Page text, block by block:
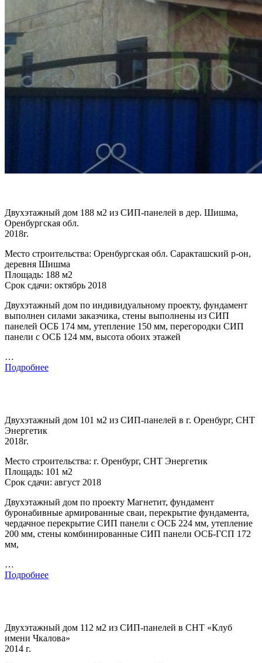
Двухэтажный дом 188 м2 из СИП-панелей в дер. Шишма,
Оренбургская обл.
2018г.
Место строительства: Оренбургская обл. Саракташский р-он,
деревня Шишма
Площадь: 188 м2
Срок сдачи: октябрь 2018
Двухэтажный дом по индивидуальному проекту, фундамент
выполнен силами заказчика, стены выполнены из СИП
панелей ОСБ 174 мм, утепление 150 мм, перегородки СИП
панели с ОСБ 124 мм, высота обоих этажей
…
Подробнее
Двухэтажный дом 101 м2 из СИП-панелей в г. Оренбург, СНТ
Энергетик
2018г.
Место строительства: г. Оренбург, СНТ Энергетик
Площадь: 101 м2
Срок сдачи: август 2018
Двухэтажный дом по проекту Магнетит, фундамент
буронабивные армированные сваи, перекрытие фундамента,
чердачное перекрытие СИП панели с ОСБ 224 мм, утепление
200 мм, стены комбинированные СИП панели ОСБ-ГСП 172
мм,
…
Подробнее
Двухэтажный дом 112 м2 из СИП-панелей в СНТ «Клуб
имени Чкалова»
2014 г.